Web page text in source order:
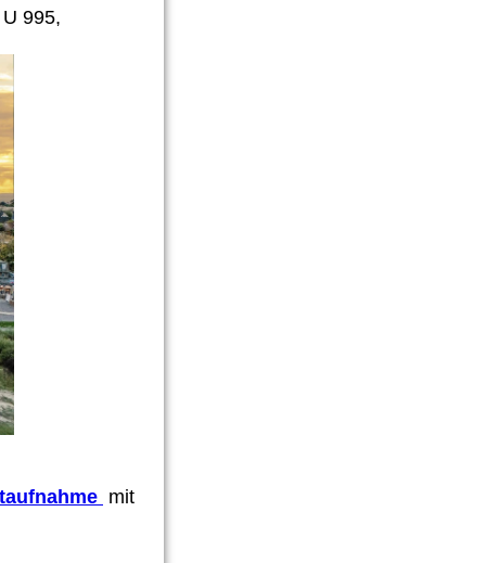
995,
mit